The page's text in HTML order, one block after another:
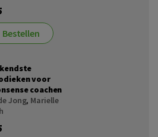
Bestellen
voor
coachen
Jong, Marielle